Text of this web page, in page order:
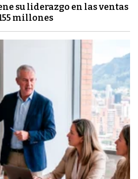
su liderazgo en las ventas
millones